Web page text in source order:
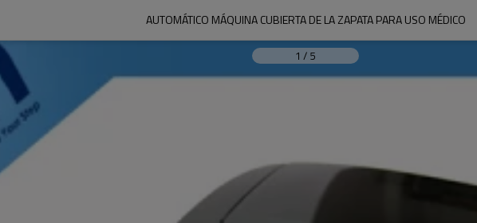
AUTOMÁTICO MÁQUINA CUBIERTA DE LA ZAPATA PARA USO MÉDICO
1 / 5